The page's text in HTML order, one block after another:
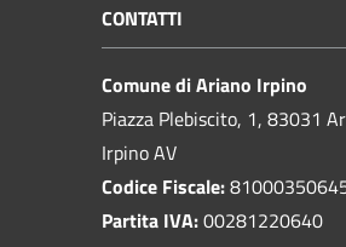
CONTATTI
Comune di Ariano Irpino
Piazza Plebiscito, 1, 83031
Irpino AV
Codice Fiscale:
Partita IVA:00281220640